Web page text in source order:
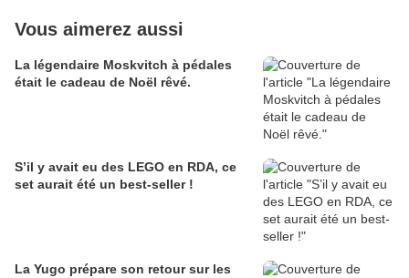
Vous aimerez aussi
La légendaire Moskvitch à pédales
était le cadeau de Noël rêvé.
S’il y avait eu des LEGO en RDA, ce
set aurait été un best-seller !
La Yugo prépare son retour sur les